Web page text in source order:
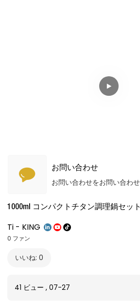
お問い合わせ
1000ml コンパクトチタン調理鍋セット
Ti - KING
0 ファン
いいね: 0
41 ビュー , 07-27